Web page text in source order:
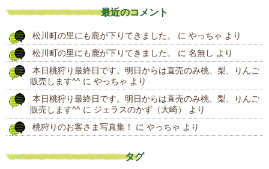
投
稿
最近のコメント
松川町の里にも鹿が下りてきました。 に やっちゃ より
松川町の里にも鹿が下りてきました。
に 名無し より
本日桃狩り最終日です。明日からは直売のみ桃、梨、りんご
販売します^^ に やっちゃ より
本日桃狩り最終日です。明日からは直売のみ桃、梨、りんご
販売します^^ に ジェラスのかず（大崎）
より
桃狩りのお客さま写真集！
に やっちゃ より
タグ